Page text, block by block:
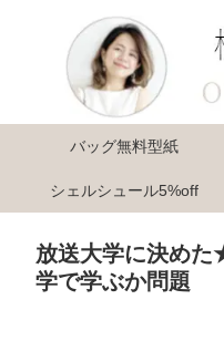
バッグ無料型紙
シェルシュール5%off
放送大学に決め
学で学ぶか問題